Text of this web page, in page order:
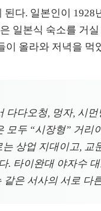
다. 일본인이
일본식 숙소를 거
올라와 저녁을 먹
다다오청, 멍자, 시
모두 “시장형” 거
상업 지대이고,
. 타이완대 야자수
같은 서사의 서로 다